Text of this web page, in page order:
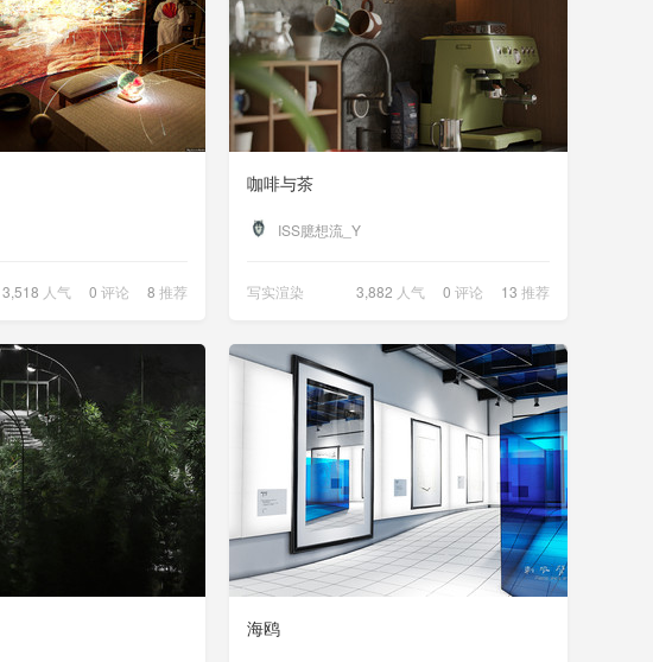
3,518 人气 0 评论 8 推荐
咖啡与茶
ISS臆想流_Y
写实渲染 3,882 人气 0 评论 13 推荐
海鸥